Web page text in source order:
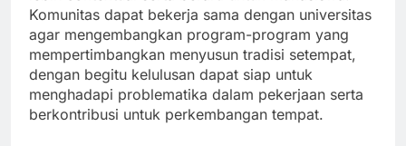
Komunitas dapat bekerja sama dengan universitas
agar mengembangkan program-program yang
mempertimbangkan menyusun tradisi setempat,
dengan begitu kelulusan dapat siap untuk
menghadapi problematika dalam pekerjaan serta
berkontribusi untuk perkembangan tempat.